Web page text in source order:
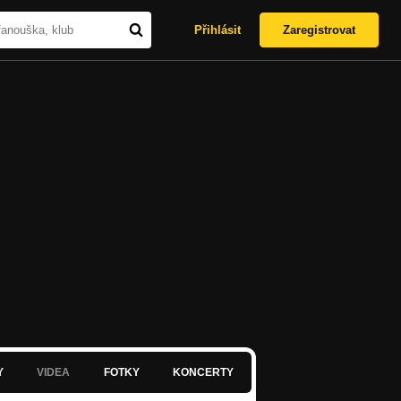
Přihlásit Zaregistrovat
VIDEA FOTKY KONCERTY